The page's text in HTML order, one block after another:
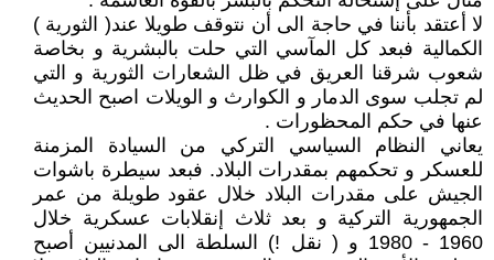
لا أعتقد بأننا في حاجة الى أن نتوقف طويلا عند( الثورية )
الكمالية فبعد كل المآسي التي حلت بالبشرية و بخاصة
شعوب شرقنا العريق في ظل الشعارات الثورية و التي
لم تجلب سوى الدمار و الكوارث و الويلات اصبح الحديث
عنها في حكم المحظورات .
يعاني النظام السياسي التركي من السيادة المزمنة
للعسكر و تحكمهم بمقدرات البلاد. فبعد سيطرة باشوات
الجيش على مقدرات البلاد خلال عقود طويلة من عمر
الجمهورية التركية و بعد ثلاث إنقلابات عسكرية خلال
1960 - 1980 و ( نقل !) السلطة الى المدنيين أصبح